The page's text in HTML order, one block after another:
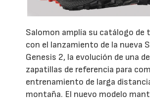
Salomon amplía su catálogo de
con el lanzamiento de la nueva
Genesis 2, la evolución de una
zapatillas de referencia para
entrenamiento de larga
montaña. El nuevo modelo